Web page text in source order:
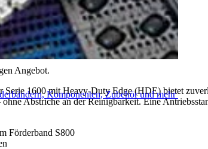
Komponenten, Zubehör und mehr
Angebot.
1600 mit Heavy-Duty Edge (HDE) bietet
Abstriche an der Reinigbarkeit. Eine
Förderband S800